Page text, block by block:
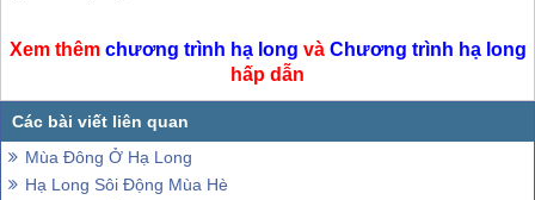
Xem thêm chương trình hạ long và Chương trình hạ long
hấp dẫn
Mùa Đông Ở Hạ Long
Hạ Long Sôi Động Mùa Hè